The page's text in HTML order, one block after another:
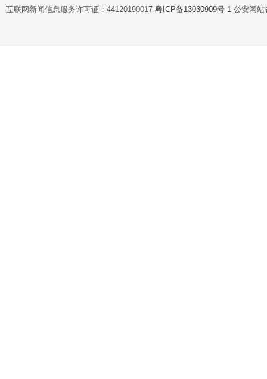
互联网新闻信息服务许可证：44120190017 粤ICP备13030909号-1 公安网站